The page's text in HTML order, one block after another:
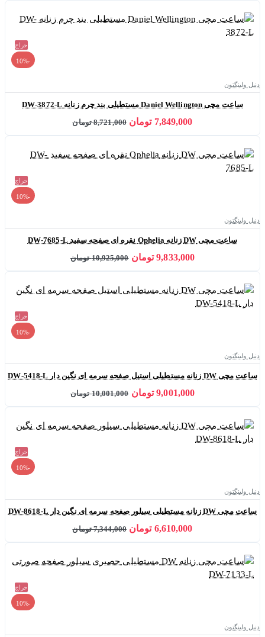
حراج
-10%
دنیل ولینگتون
ساعت مچی Daniel Wellington مستطیلی بند چرم زنانه DW-3872-L
7,849,000 تومان 8,721,000 تومان
حراج
-10%
دنیل ولینگتون
ساعت مچی DW زنانه Ophelia نقره ای صفحه سفید DW-7685-L
9,833,000 تومان 10,925,000 تومان
حراج
-10%
دنیل ولینگتون
ساعت مچی DW زنانه مستطیلی استیل صفحه سرمه ای نگین دار DW-5418-L
9,001,000 تومان 10,001,000 تومان
حراج
-10%
دنیل ولینگتون
ساعت مچی DW زنانه مستطیلی سیلور صفحه سرمه ای نگین دار DW-8618-L
6,610,000 تومان 7,344,000 تومان
حراج
-10%
دنیل ولینگتون